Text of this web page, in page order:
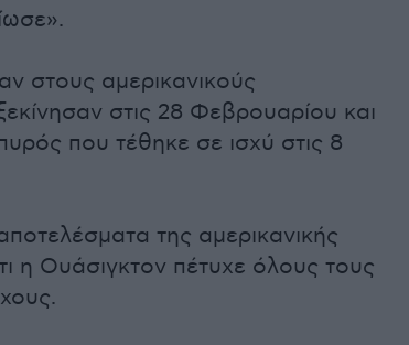
στους αμερικανικούς
στις 28 Φεβρουαρίου και
που τέθηκε σε ισχύ στις 8
της αμερικανικής
η Ουάσιγκτον πέτυχε όλους τους